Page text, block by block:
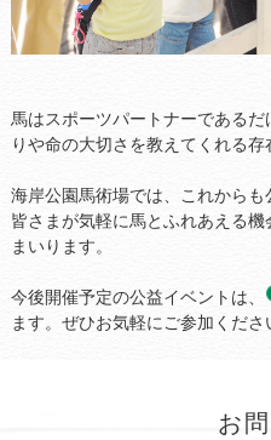
馬はスポーツパートナーである
りや命の大切さを教えてくれる存
海岸公園馬術場では、これから
皆さまが気軽に馬とふれあえる
まいります。
今後開催予定の公益イベントは、
ます。ぜひお気軽にご参加くださ
お